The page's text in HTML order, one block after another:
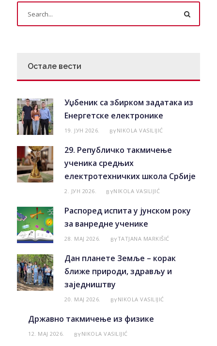
Остале вести
Уџбеник са збирком задатака из
Енергетске електронике
19. ЈУН 2026. BYNIKOLA VASILIJIĆ
29. Републичко такмичење
ученика средњих
електротехничких школа Србије
2. ЈУН 2026. BYNIKOLA VASILIJIĆ
Распоред испита у јунском року
за ванредне ученике
28. МАЈ 2026. BYTATJANA MARKIŠIĆ
Дан планете Земље – корак
ближе природи, здрављу и
заједништву
20. МАЈ 2026. BYNIKOLA VASILIJIĆ
Државно такмичење из физике
12. МАЈ 2026. BYNIKOLA VASILIJIĆ